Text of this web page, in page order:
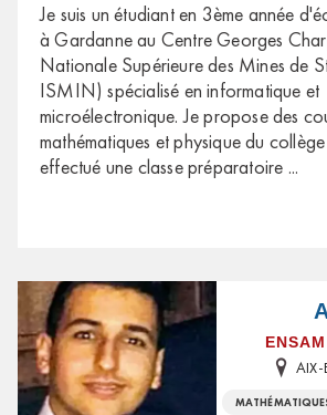
Je suis un étudiant en 3ème année
à Gardanne au Centre Georges
Nationale Supérieure des Mines de
ISMIN) spécialisé en informatique et
microélectronique. Je propose des
mathématiques et physique du
effectué une classe préparatoire ...
AIX-